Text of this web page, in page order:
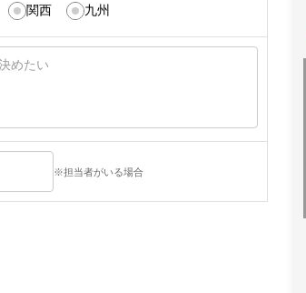
関西 九州
※担当者がいる場合